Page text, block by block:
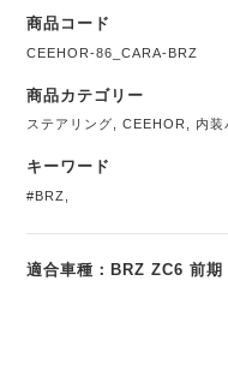
商品コード
CEEHOR-86_CARA-BRZ
商品カテゴリー
ステアリング ,CEEHOR 内装
キーワード
#BRZ
適合車種：BRZ ZC6 前期